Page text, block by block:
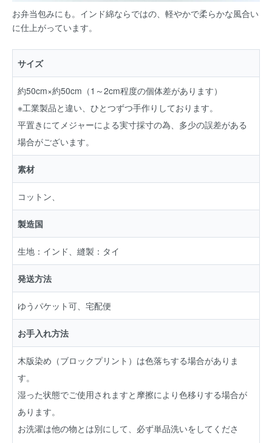
お弁当包みにも。インド綿ならではの、軽やかで柔らかな風合い
に仕上がっています。
サイズ
約50cm×約50cm（1～2cm程度の個体差があります）
※工業製品と違い、ひとつずつ手作りしております。
平置きにてメジャーによる実寸採寸の為、多少の誤差がある
場合がございます。
素材
コットン、
製造国
生地：インド、縫製：タイ
発送方法
ゆうパケット可、宅配便
お手入れ方法
木版染め（ブロックプリント）は色落ちする場合がありま
す。
湿った状態でご使用されますと摩擦により色移りする場合が
あります。
お洗濯は他の物とは別にして、必ず単品洗いをしてくださ